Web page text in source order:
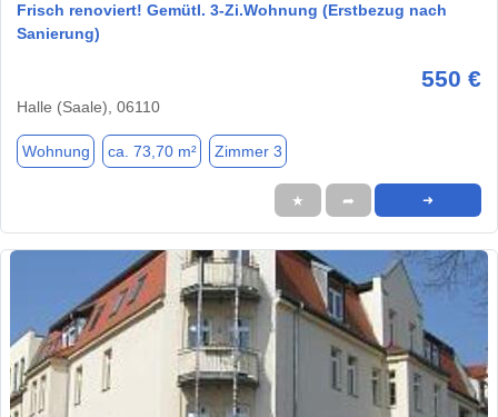
Frisch renoviert! Gemütl. 3-Zi.Wohnung (Erstbezug nach
Sanierung)
550 €
Halle (Saale), 06110
Wohnung ca. 73,70 m² Zimmer 3
★ ➦ ➜